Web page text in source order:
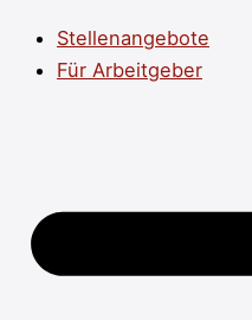
Stellenangebote
Für Arbeitgeber